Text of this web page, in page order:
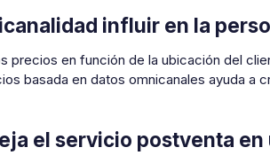
influir en la
precios en función de la ubicación del
basada en datos omnicanales ayuda a
el servicio postventa